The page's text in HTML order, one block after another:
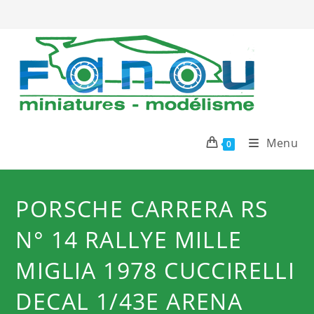
0 Menu
PORSCHE CARRERA RS
N° 14 RALLYE MILLE
MIGLIA 1978 CUCCIRELLI
DECAL 1/43E ARENA